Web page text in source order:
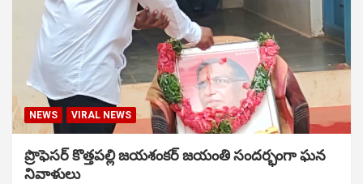
NEWS VIRAL NEWS
ప్రొఫెసర్ కొత్తపల్లి జయశంకర్ జయంతి సందర్భంగా ఘన
నివాళులు